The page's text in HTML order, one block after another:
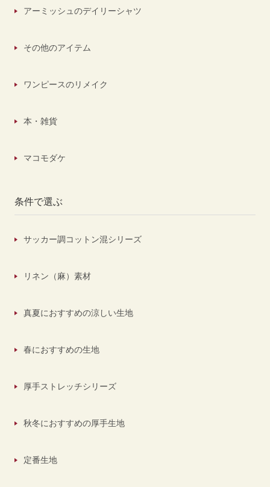
アーミッシュのデイリーシャツ
その他のアイテム
ワンピースのリメイク
本・雑貨
マコモダケ
条件で選ぶ
サッカー調コットン混シリーズ
リネン（麻）素材
真夏におすすめの涼しい生地
春におすすめの生地
厚手ストレッチシリーズ
秋冬におすすめの厚手生地
定番生地